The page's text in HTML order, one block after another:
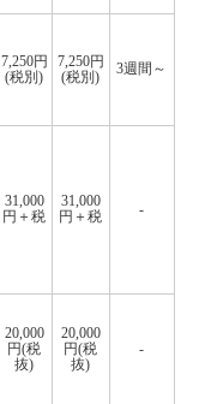
7,250円
(税別)
7,250円
(税別)
3週間～
31,000
円＋税
31,000
円＋税
-
20,000
円(税
抜)
20,000
円(税
抜)
-